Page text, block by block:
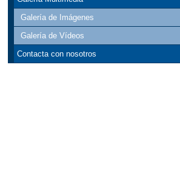
Galería de Imágenes
Galería de Vídeos
Contacta con nosotros